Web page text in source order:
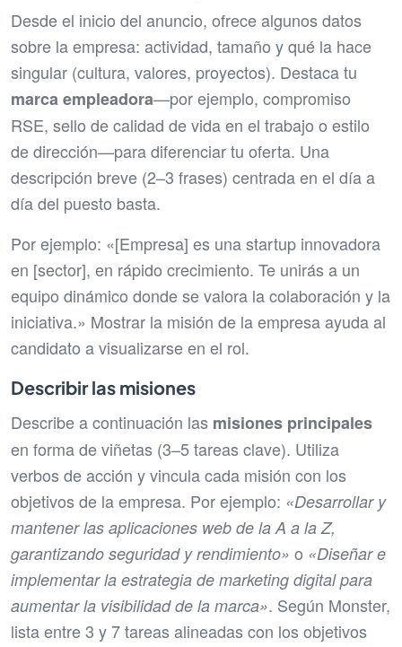
Desde el inicio del anuncio, ofrece algunos datos
sobre la empresa: actividad, tamaño y qué la hace
singular (cultura, valores, proyectos). Destaca tu
marca empleadora—por ejemplo, compromiso
RSE, sello de calidad de vida en el trabajo o estilo
de dirección—para diferenciar tu oferta. Una
descripción breve (2–3 frases) centrada en el día a
día del puesto basta.
Por ejemplo: «[Empresa] es una startup innovadora
en [sector], en rápido crecimiento. Te unirás a un
equipo dinámico donde se valora la colaboración y la
iniciativa.» Mostrar la misión de la empresa ayuda al
candidato a visualizarse en el rol.
Describir las misiones
Describe a continuación las misiones principales
en forma de viñetas (3–5 tareas clave). Utiliza
verbos de acción y vincula cada misión con los
objetivos de la empresa. Por ejemplo: «Desarrollar y
mantener las aplicaciones web de la A a la Z,
garantizando seguridad y rendimiento» o «Diseñar e
implementar la estrategia de marketing digital para
aumentar la visibilidad de la marca». Según Monster,
lista entre 3 y 7 tareas alineadas con los objetivos